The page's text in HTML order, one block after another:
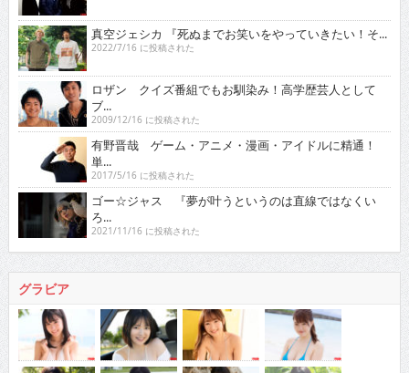
真空ジェシカ 『死ぬまでお笑いをやっていきたい！そ...
2022/7/16 に投稿された
ロザン クイズ番組でもお馴染み！高学歴芸人として
ブ...
2009/12/16 に投稿された
有野晋哉 ゲーム・アニメ・漫画・アイドルに精通！
単...
2017/5/16 に投稿された
ゴー☆ジャス 『夢が叶うというのは直線ではなくい
ろ...
2021/11/16 に投稿された
グラビア